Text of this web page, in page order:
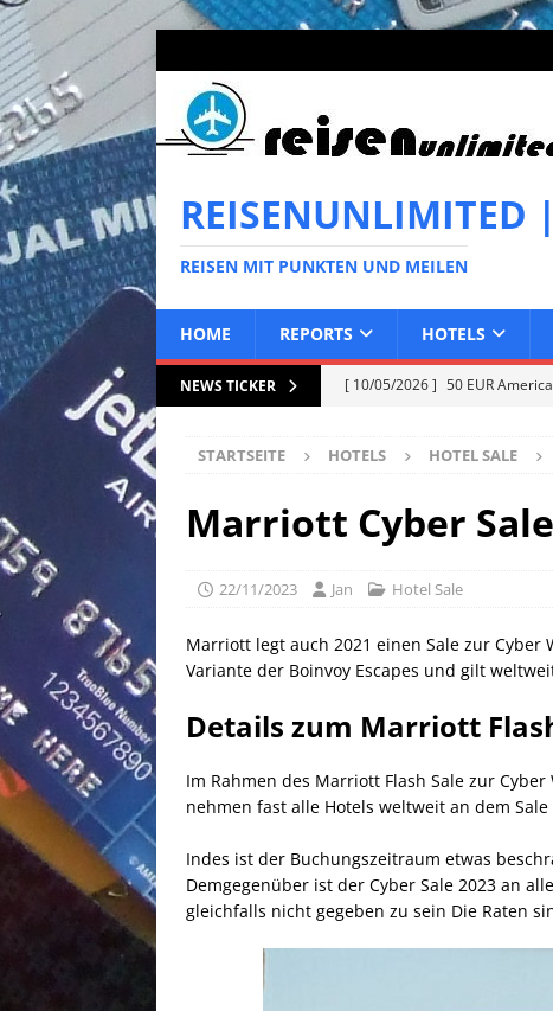
REISENUNLIMITED
REISEN MIT PUNKTEN UND MEILEN
HOME REPORTS HOTELS
NEWS TICKER [ 10/05/2026 ] 50 EUR
[ 02/05/2026 ] 50 EUR
EXPRESS
[ 25/04/2026 ]
[ 04/04/2026 ] Aktion für die
EXPRESS
STARTSEITE HOTELS HOTEL SALE
Marriott Cyber
22/11/2023 Jan Hotel Sale
Marriott legt auch 2021 einen Sale zur
Variante der Boinvoy Escapes und gilt
Details zum Marriott
Im Rahmen des Marriott Flash Sale zur
nehmen fast alle Hotels weltweit an dem
Indes ist der Buchungszeitraum etwas
Demgegenüber ist der Cyber Sale 2023 an
gleichfalls nicht gegeben zu sein Die Raten